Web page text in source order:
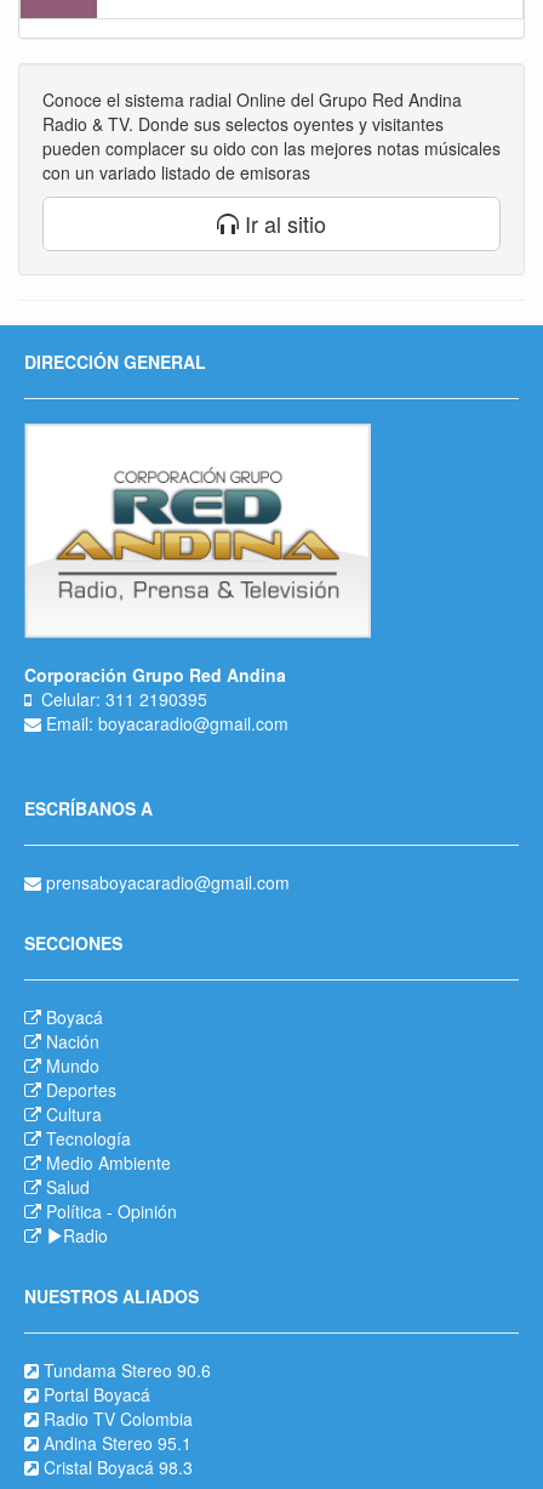
Conoce el sistema radial Online del Grupo Red Andina
Radio & TV. Donde sus selectos oyentes y visitantes
pueden complacer su oido con las mejores notas músicales
con un variado listado de emisoras
Ir al sitio
DIRECCIÓN GENERAL
Corporación Grupo Red Andina
Celular: 311 2190395
Email: boyacaradio@gmail.com
ESCRÍBANOS A
prensaboyacaradio@gmail.com
SECCIONES
Boyacá
Nación
Mundo
Deportes
Cultura
Tecnología
Medio Ambiente
Salud
Política - Opinión
Radio
NUESTROS ALIADOS
Tundama Stereo 90.6
Portal Boyacá
Radio TV Colombia
Andina Stereo 95.1
Cristal Boyacá 98.3